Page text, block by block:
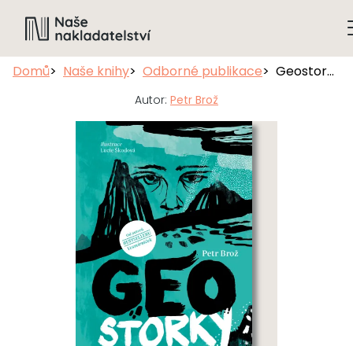
Domů Naše knihy Odborné publikace Geostorky aneb Lidské osudy ve stínu geověd
Autor: Petr Brož